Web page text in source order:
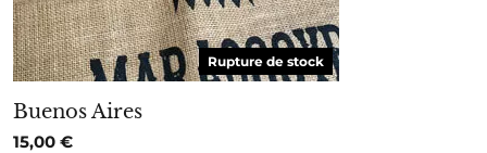
Rupture de stock
Buenos Aires
15,00 €